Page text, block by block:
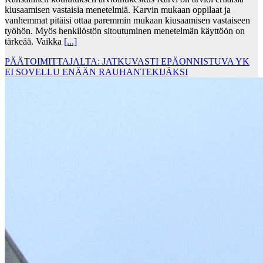
kiusaamisen vastaisia menetelmiä. Karvin mukaan oppilaat ja
vanhemmat pitäisi ottaa paremmin mukaan kiusaamisen vastaiseen
työhön. Myös henkilöstön sitoutuminen menetelmän käyttöön on
tärkeää. Vaikka [...]
PÄÄTOIMITTAJALTA: JATKUVASTI EPÄONNISTUVA YK
EI SOVELLU ENÄÄN RAUHANTEKIJÄKSI